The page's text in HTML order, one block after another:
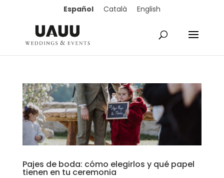
Español Català English
Pajes de boda: cómo elegirlos y qué papel
tienen en tu ceremonia